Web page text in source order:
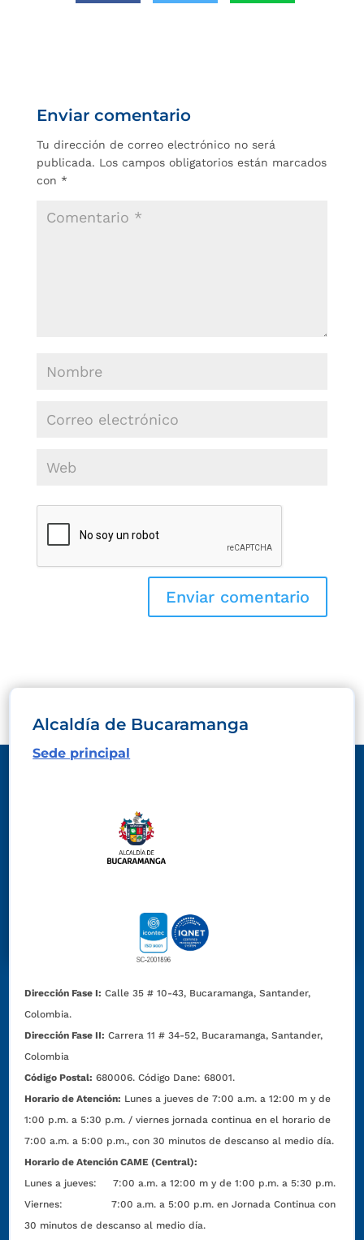
Enviar comentario
Tu dirección de correo electrónico no será
publicada. Los campos obligatorios están marcados
con *
Alcaldía de Bucaramanga
Sede principal
Dirección Fase I: Calle 35 # 10-43, Bucaramanga, Santander,
Colombia.
Dirección Fase II: Carrera 11 # 34-52, Bucaramanga, Santander,
Colombia
Código Postal: 680006. Código Dane: 68001.
Horario de Atención: Lunes a jueves de 7:00 a.m. a 12:00 m y de
1:00 p.m. a 5:30 p.m. / viernes jornada continua en el horario de
7:00 a.m. a 5:00 p.m., con 30 minutos de descanso al medio día.
Horario de Atención CAME (Central):
Lunes a jueves: 7:00 a.m. a 12:00 m y de 1:00 p.m. a 5:30 p.m.
Viernes: 7:00 a.m. a 5:00 p.m. en Jornada Continua con
30 minutos de descanso al medio día.